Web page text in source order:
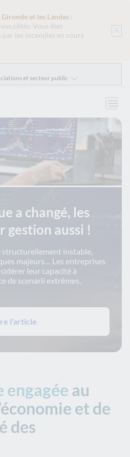
et les Landes :
vos côtés. Vous êtes
les incendies en cours
et secteur public
a changé, les
gestion aussi !
instable,
majeurs… Les entreprises
leur capacité à
de scenarii extrêmes.
l'article
engagée au
et de
des